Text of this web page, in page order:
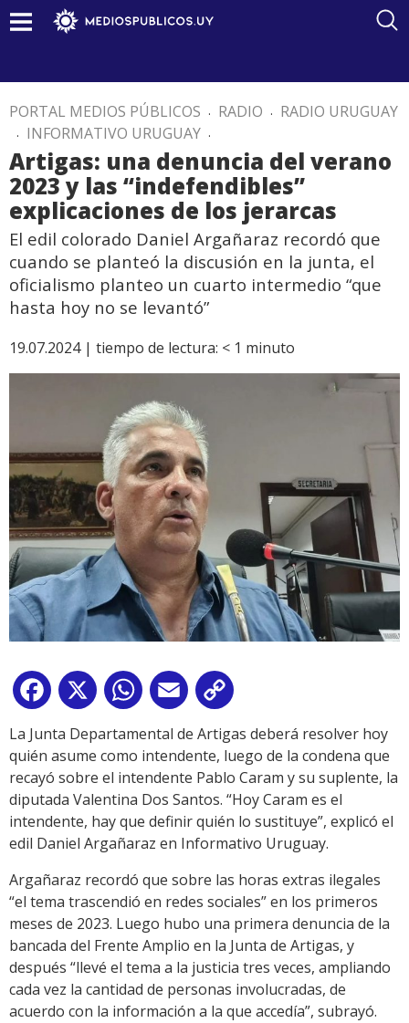
PORTAL MEDIOS PÚBLICOS . RADIO . RADIO URUGUAY
. INFORMATIVO URUGUAY .
Artigas: una denuncia del verano
2023 y las “indefendibles”
explicaciones de los jerarcas
El edil colorado Daniel Argañaraz recordó que
cuando se planteó la discusión en la junta, el
oficialismo planteo un cuarto intermedio “que
hasta hoy no se levantó”
19.07.2024 | tiempo de lectura: < 1 minuto
Facebook
X WhatsApp
Email
Link
La Junta Departamental de Artigas deberá resolver hoy
quién asume como intendente, luego de la condena que
recayó sobre el intendente Pablo Caram y su suplente, la
diputada Valentina Dos Santos. “Hoy Caram es el
intendente, hay que definir quién lo sustituye”, explicó el
edil Daniel Argañaraz en Informativo Uruguay.
Argañaraz recordó que sobre las horas extras ilegales
“el tema trascendió en redes sociales” en los primeros
meses de 2023. Luego hubo una primera denuncia de la
bancada del Frente Amplio en la Junta de Artigas, y
después “llevé el tema a la justicia tres veces, ampliando
cada vez la cantidad de personas involucradas, de
acuerdo con la información a la que accedía”, subrayó.